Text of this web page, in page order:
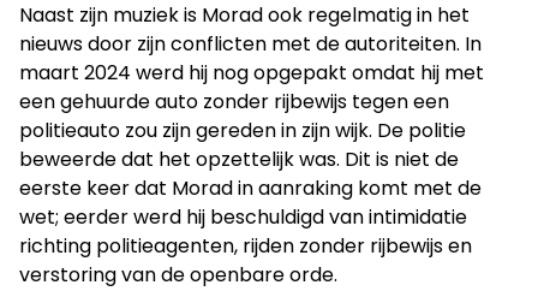
Naast zijn muziek is Morad ook regelmatig in het
nieuws door zijn conflicten met de autoriteiten. In
maart 2024 werd hij nog opgepakt omdat hij met
een gehuurde auto zonder rijbewijs tegen een
politieauto zou zijn gereden in zijn wijk. De politie
beweerde dat het opzettelijk was. Dit is niet de
eerste keer dat Morad in aanraking komt met de
wet; eerder werd hij beschuldigd van intimidatie
richting politieagenten, rijden zonder rijbewijs en
verstoring van de openbare orde.